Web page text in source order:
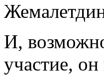
И,
участие,